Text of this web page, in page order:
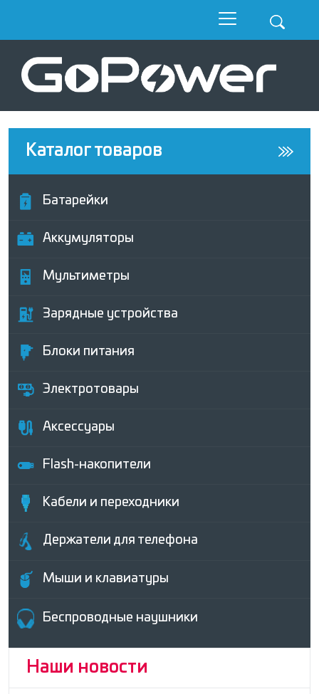
Каталог товаров
Батарейки
Аккумуляторы
Мультиметры
Зарядные устройства
Блоки питания
Электротовары
Аксессуары
Flash-накопители
Кабели и переходники
Держатели для телефона
Мыши и клавиатуры
Беcпроводные наушники
Наши новости